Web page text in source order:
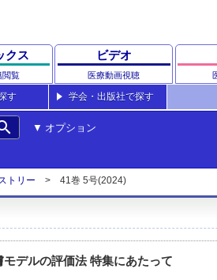
クス
閲覧
ビデオ
医療動画視聴
す 学会・出版社で探す
オプション
トリー 41巻 5号(2024)
デルの評価法 特集にあたって